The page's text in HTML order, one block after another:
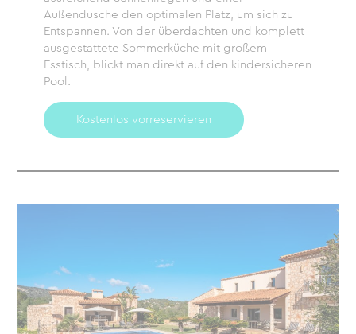
Außendusche den optimalen Platz, um sich zu
Entspannen. Von der überdachten und komplett
ausgestattete Sommerküche mit großem
Esstisch, blickt man direkt auf den kindersicheren
Pool.
Kostenlos vorreservieren